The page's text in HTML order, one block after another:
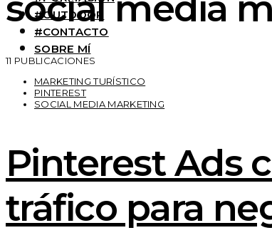
#OUTDOOR
#CONTACTO
SOBRE MÍ
11 PUBLICACIONES
MARKETING TURÍSTICO
PINTEREST
SOCIAL MEDIA MARKETING
Pinterest Ads
tráfico para